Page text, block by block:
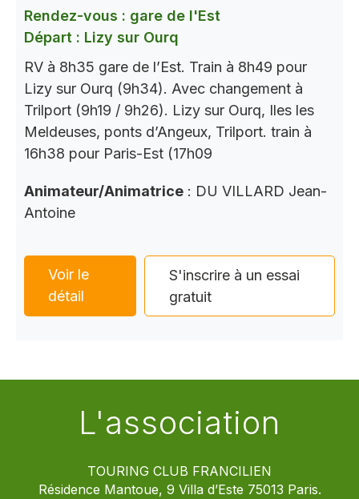
Rendez-vous : gare de l'Est
Départ : Lizy sur Ourq
RV à 8h35 gare de l’Est. Train à 8h49 pour
Lizy sur Ourq (9h34). Avec changement à
Trilport (9h19 / 9h26). Lizy sur Ourq, Iles les
Meldeuses, ponts d’Angeux, Trilport. train à
16h38 pour Paris-Est (17h09
Animateur/Animatrice : DU VILLARD Jean-
Antoine
Voir le
détail
S'inscrire à un essai
gratuit
L'association
TOURING CLUB FRANCILIEN
Résidence Mantoue, 9 Villa d’Este 75013 Paris.